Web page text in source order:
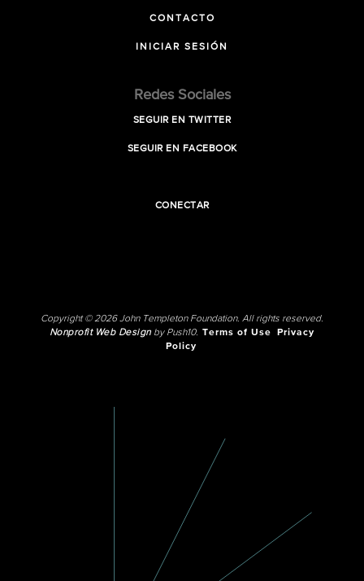
CONTACTO
INICIAR SESIÓN
Redes Sociales
SEGUIR EN TWITTER
SEGUIR EN FACEBOOK
CONECTAR
Copyright © 2026 John Templeton Foundation. All rights reserved.
Nonprofit Web Designby Push10. Terms of Use
Privacy
Policy